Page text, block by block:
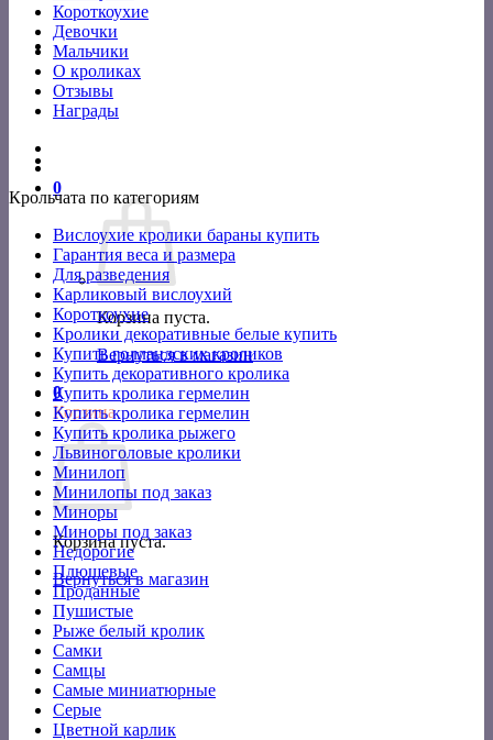
Короткоухие
Девочки
Мальчики
О кроликах
Отзывы
Награды
0
Корзина пуста.
Вернуться в магазин
0
Корзина
Корзина пуста.
Вернуться в магазин
Крольчата по категориям
Вислоухие кролики бараны купить
Гарантия веса и размера
Для разведения
Карликовый вислоухий
Короткоухие
Кролики декоративные белые купить
Купить голландских кроликов
Купить декоративного кролика
Купить кролика гермелин
Купить кролика гермелин
Купить кролика рыжего
Львиноголовые кролики
Минилоп
Минилопы под заказ
Миноры
Миноры под заказ
Недорогие
Плюшевые
Проданные
Пушистые
Рыже белый кролик
Самки
Самцы
Самые миниатюрные
Серые
Цветной карлик